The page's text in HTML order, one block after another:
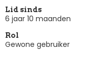
Lid sinds
6 jaar 10 maanden
Rol
Gewone gebruiker